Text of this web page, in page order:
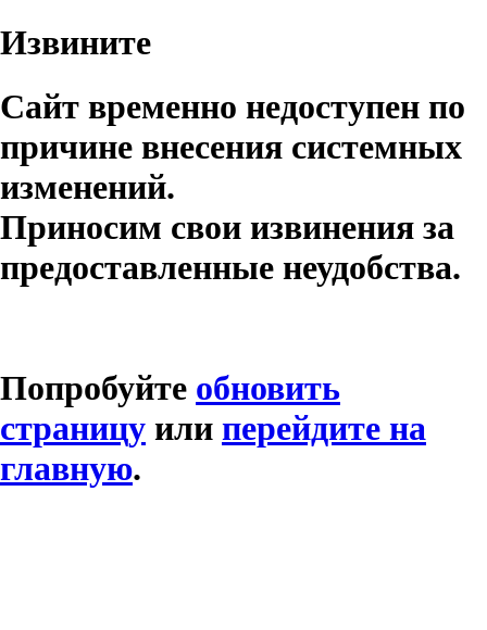
Извините
Сайт временно недоступен по
причине внесения системных
изменений.
Приносим свои извинения за
предоставленные неудобства.
Попробуйте обновить
страницу или перейдите на
главную.